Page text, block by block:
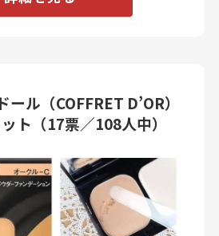
ル（COFFRET D’OR）
ト（17票／108人中）